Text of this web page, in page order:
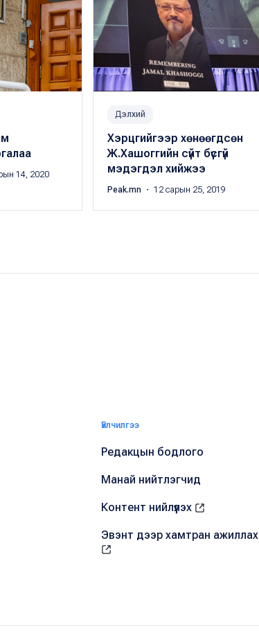
14, 2020
Дэлхий
Хэрцгийгээр хөнөөгдсөн
Ж.Хашоггийн сүйт бүсгүй
мэдэгдэл хийжээ
Peak.mn ・ 12 сарын 25, 2019
Үйлчилгээ
Редакцын бодлого
Манай нийтлэгчид
Контент нийлүүлэх
Эвэнт дээр хамтран ажиллах